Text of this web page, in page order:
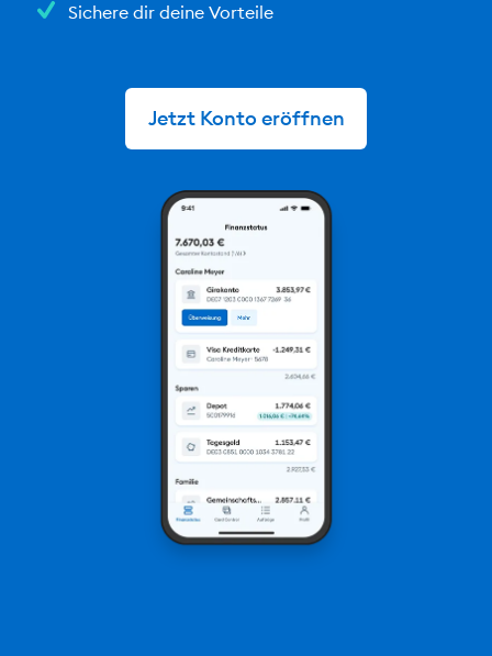
Sichere dir deine Vorteile
Jetzt Konto eröffnen